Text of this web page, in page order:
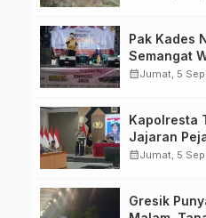
Pak Kades
Semangat
Peringatan
calendar_monthJumat, 5
Kapolresta
Jajaran
Kapolsek
calendar_monthJumat, 5
Gresik